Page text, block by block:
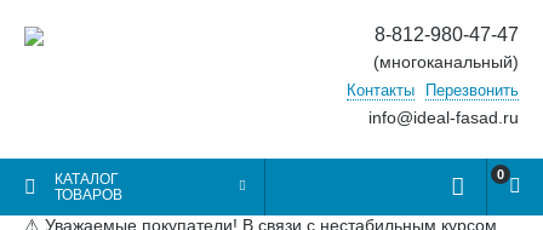
8-812-980-47-47
(многоканальный)
Контакты Перезвонить
info@ideal-fasad.ru
КАТАЛОГ
ТОВАРОВ
0
⚠ Уважаемые покупатели! В связи с нестабильным курсом